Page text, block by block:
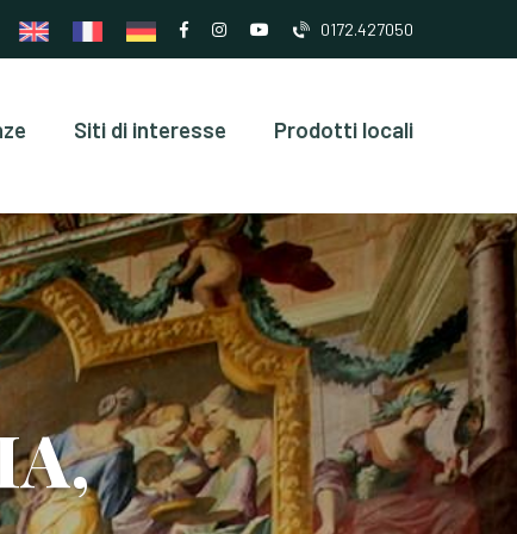
0172.427050
Siti di interesse Prodotti locali